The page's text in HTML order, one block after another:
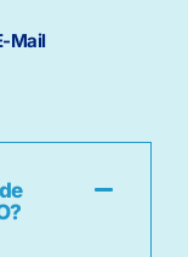
Mail